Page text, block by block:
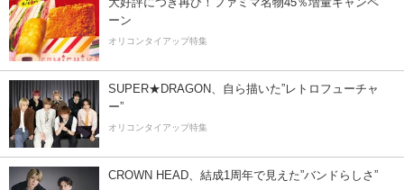
ーン
オリコンタイアップ特集
SUPER★DRAGON、自ら描いた”レトロフューチャ
ー”
オリコンタイアップ特集
CROWN HEAD、結成1周年で見えた”バンドらしさ”